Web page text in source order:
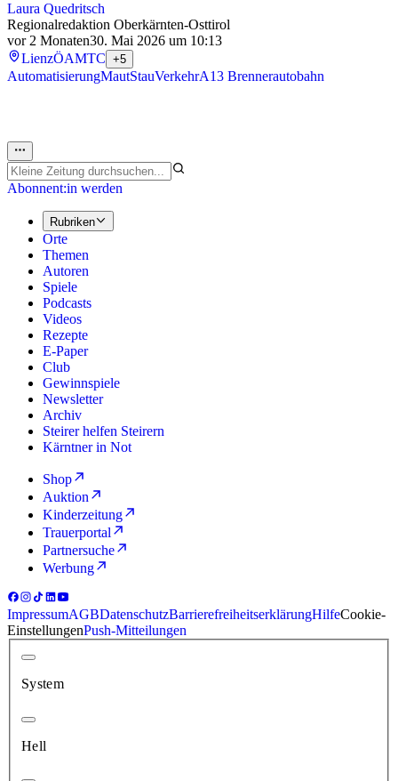
Laura Quedritsch
Regionalredaktion Oberkärnten-Osttirol
vor 2 Monaten30. Mai 2026 um 10:13
LienzÖAMTC +5
AutomatisierungMautStauVerkehrA13 Brennerautobahn
Abonnent:in werden
Rubriken
Orte
Themen
Autoren
Spiele
Podcasts
Videos
Rezepte
E-Paper
Club
Gewinnspiele
Newsletter
Archiv
Steirer helfen Steirern
Kärntner in Not
Shop
Auktion
Kinderzeitung
Trauerportal
Partnersuche
Werbung
ImpressumAGBDatenschutzBarrierefreiheitserklärungHilfeCookie-
EinstellungenPush-Mitteilungen
System
Hell